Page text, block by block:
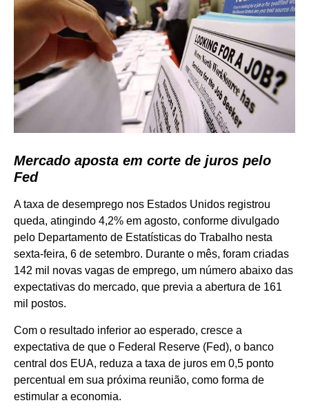
Mercado aposta em corte de juros pelo
Fed
A taxa de desemprego nos Estados Unidos registrou
queda, atingindo 4,2% em agosto, conforme divulgado
pelo Departamento de Estatísticas do Trabalho nesta
sexta-feira, 6 de setembro. Durante o mês, foram criadas
142 mil novas vagas de emprego, um número abaixo das
expectativas do mercado, que previa a abertura de 161
mil postos.
Com o resultado inferior ao esperado, cresce a
expectativa de que o Federal Reserve (Fed), o banco
central dos EUA, reduza a taxa de juros em 0,5 ponto
percentual em sua próxima reunião, como forma de
estimular a economia.